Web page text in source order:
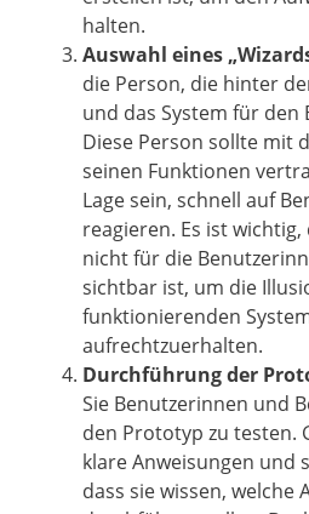
halten.
Auswahl eines
die Person, die hinter
und das System für den
Diese Person sollte mit
seinen Funktionen
Lage sein, schnell auf
reagieren. Es ist
nicht für die
sichtbar ist, um die
funktionierenden
aufrechtzuerhalten.
Durchführung der
Sie Benutzerinnen und
den Prototyp zu testen.
klare Anweisungen und
dass sie wissen, welche